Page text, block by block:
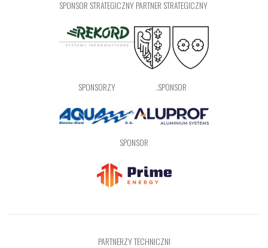
SPONSOR STRATEGICZNYPARTNER STRATEGICZNY
SPONSORZY .SPONSOR
SPONSOR
PARTNERZY TECHNICZNI